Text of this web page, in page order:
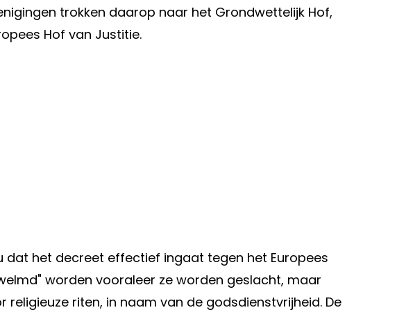
trokken daarop naar het Grondwettelijk Hof,
Hof van Justitie.
het decreet effectief ingaat tegen het Europees
worden vooraleer ze worden geslacht, maar
religieuze riten, in naam van de godsdienstvrijheid. De